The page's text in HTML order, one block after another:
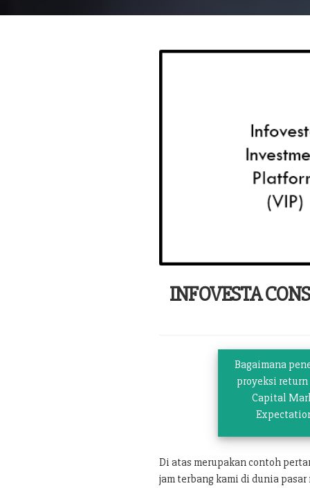
INFOVESTA
Bagaimana
proyeksi return
Capital
Di atas merupakan contoh
jam terbang kami di dunia